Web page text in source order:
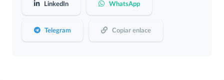
LinkedIn WhatsApp
Telegram Copiar enlace